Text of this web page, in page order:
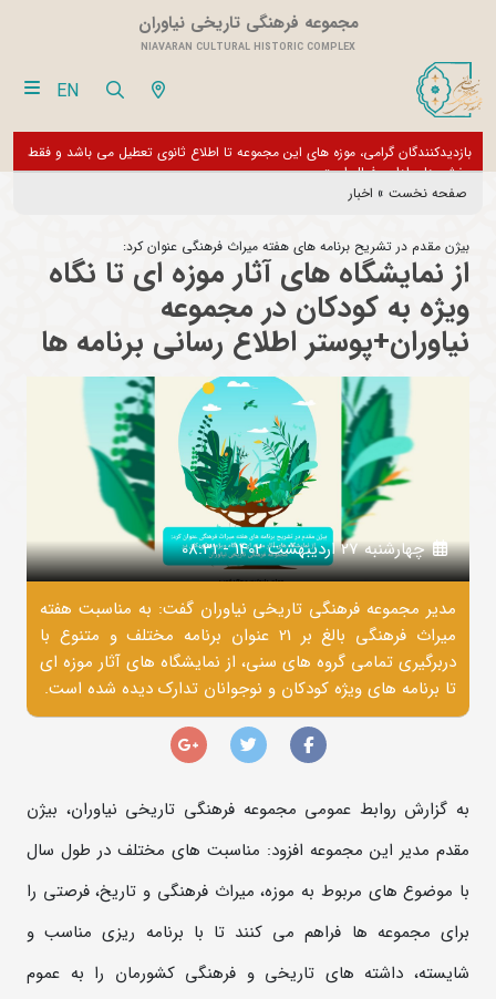
مجموعه فرهنگی تاریخی نیاوران
NIAVARAN CULTURAL HISTORIC COMPLEX
EN
بازدیدکنندگان گرامی، موزه های این مجموعه تا اطلاع ثانوی تعطیل می باشد و فقط
بخش های اداری فعال است
صفحه نخست » اخبار
بیژن مقدم در تشریح برنامه های هفته میراث فرهنگی عنوان کرد:
از نمایشگاه های آثار موزه ای تا نگاه
ویژه به کودکان در مجموعه
نیاوران+پوستر اطلاع رسانی برنامه ها
چهارشنبه 27 ارديبهشت 1402 - 08:31
مدیر مجموعه فرهنگی تاریخی نیاوران گفت: به مناسبت هفته
میراث فرهنگی بالغ بر 21 عنوان برنامه مختلف و متنوع با
دربرگیری تمامی گروه های سنی، از نمایشگاه های آثار موزه ای
تا برنامه های ویژه کودکان و نوجوانان تدارک دیده شده است.
به گزارش روابط عمومی مجموعه فرهنگی تاریخی نیاوران، بیژن
مقدم مدیر این مجموعه افزود: مناسبت های مختلف در طول سال
با موضوع های مربوط به موزه، میراث فرهنگی و تاریخ، فرصتی را
برای مجموعه ها فراهم می کنند تا با برنامه ریزی مناسب و
شایسته، داشته های تاریخی و فرهنگی کشورمان را به عموم